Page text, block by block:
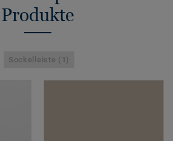
Produkte
Sockelleiste (1)